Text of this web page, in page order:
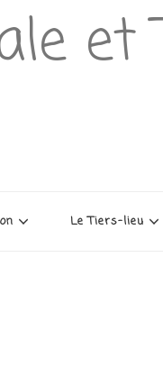
et
Le Tiers-lieu